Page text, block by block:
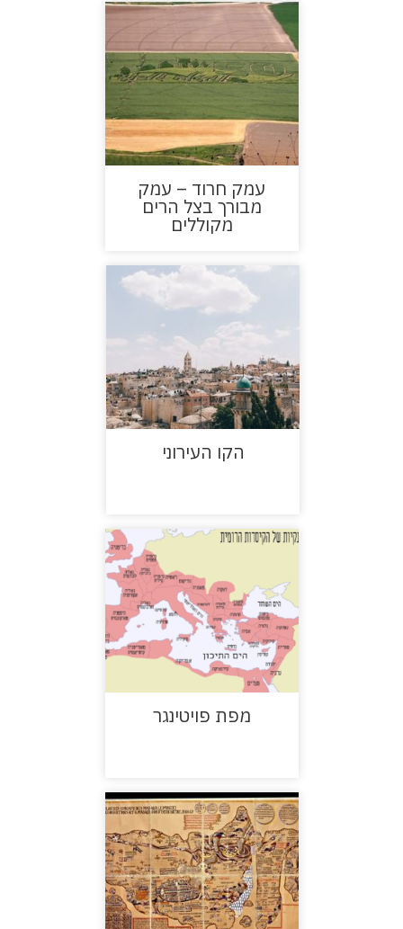
עמק חרוד – עמק
מבורך בצל הרים
מקוללים
הקו העירוני
מפת פויטינגר